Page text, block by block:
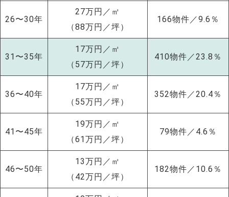
26〜30年
27万円／㎡
（88万円／坪）
166物件／9.6％
31〜35年
17万円／㎡
（57万円／坪）
410物件／23.8％
36〜40年
17万円／㎡
（55万円／坪）
352物件／20.4％
41〜45年
19万円／㎡
（61万円／坪）
79物件／4.6％
46〜50年
13万円／㎡
（42万円／坪）
182物件／10.6％